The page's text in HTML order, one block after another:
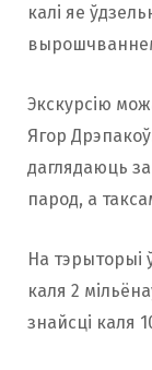
калі яе
Экскурсію
Ягор
даглядаюць за
парод, а
На тэрыторыі
каля 2
знайсці каля